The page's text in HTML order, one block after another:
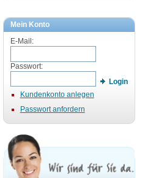
Mein Konto
E-Mail:
Passwort:
Login
Kundenkonto anlegen
Passwort anfordern